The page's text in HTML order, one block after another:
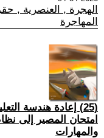
الهجرة , العنصرية ,
المهاجرة
(25) إعادة هندسة
امتحان المصير إلى
والمهارات